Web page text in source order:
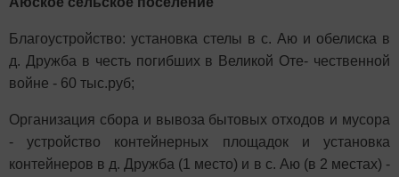
Благоустройство: установка сте­лы в с. Аю и обелиска в
д. Дружба в честь погибших в Великой Оте- чественной
войне - 60 тыс.руб;
Организация сбора и вывоза бытовых отходов и мусора
- устройство контейнерных площа­док и установка
контейнеров в д. Дружба (1 место) и в с. Аю (в 2 ме­стах) -